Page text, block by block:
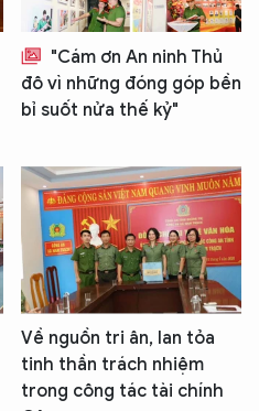
"Cám ơn An ninh Thủ
đô vì những đóng góp bền
bỉ suốt nửa thế kỷ"
Về nguồn tri ân, lan tỏa
tinh thần trách nhiệm
trong công tác tài chính